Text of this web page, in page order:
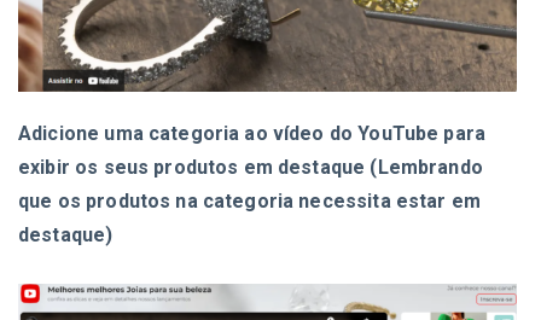
Adicione uma categoria ao vídeo do YouTube para
exibir os seus produtos em destaque (Lembrando
que os produtos na categoria necessita estar em
destaque)